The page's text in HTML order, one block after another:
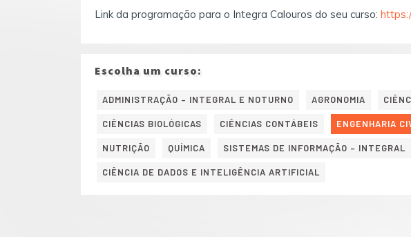
Link da programação para o Integra Calouros do seu curso:
Escolha um curso:
ADMINISTRAÇÃO – INTEGRAL E NOTURNO AGRONOMIA
CIÊNCIAS BIOLÓGICAS CIÊNCIAS CONTÁBEIS ENGENHARIA
NUTRIÇÃO QUÍMICA SISTEMAS DE INFORMAÇÃO – INTEGRAL
CIÊNCIA DE DADOS E INTELIGÊNCIA ARTIFICIAL